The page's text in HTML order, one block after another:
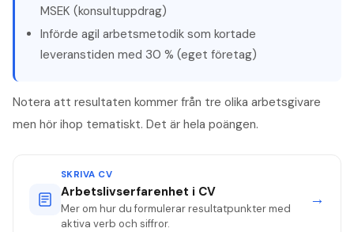
MSEK (konsultuppdrag)
Införde agil arbetsmetodik som kortade
leveranstiden med 30 % (eget företag)
Notera att resultaten kommer från tre olika arbetsgivare
men hör ihop tematiskt. Det är hela poängen.
SKRIVA CV
Arbetslivserfarenhet i CV
Mer om hur du formulerar resultatpunkter med
aktiva verb och siffror.
→